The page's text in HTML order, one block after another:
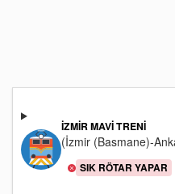
İZMIR MAVI TRENI
(İzmir (Basmane)-
SIK RÖTAR YAPAR